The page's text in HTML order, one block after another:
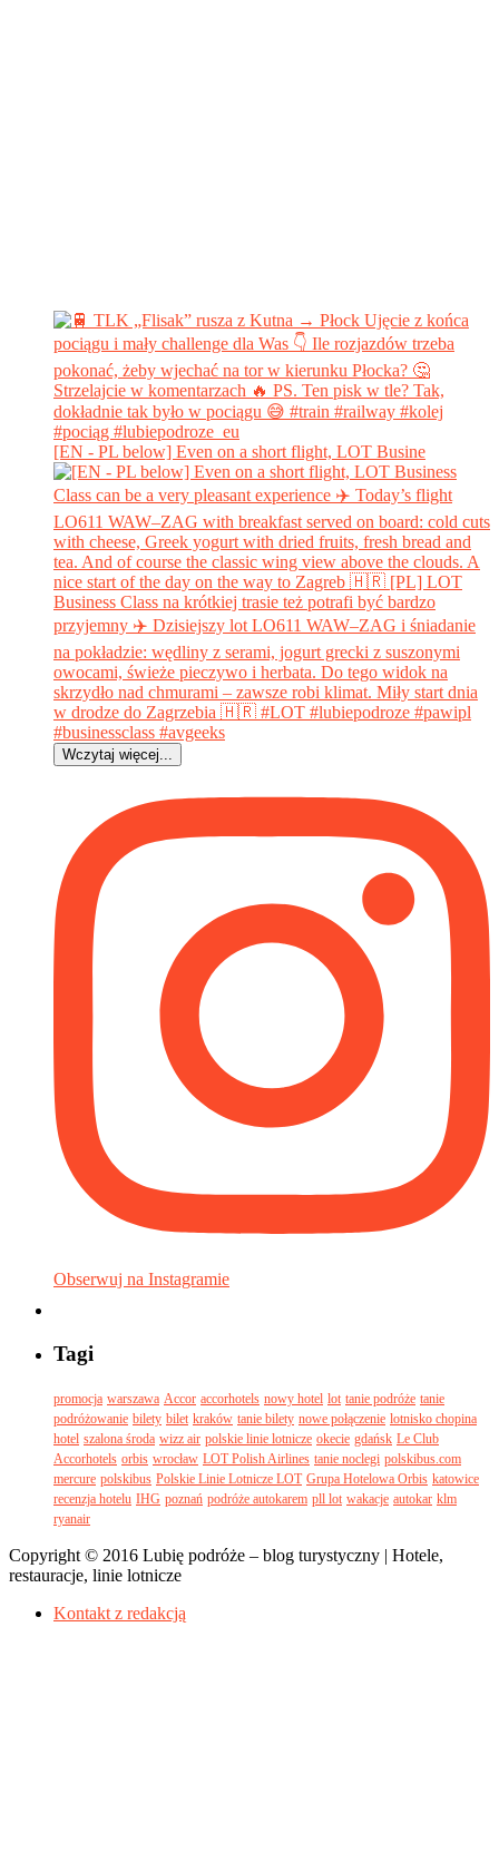
[EN - PL below] Even on a short flight, LOT Busine
Wczytaj więcej...
Obserwuj na Instagramie
Tagi
promocja warszawa Accor accorhotels nowy hotel lot tanie podróże tanie
podróżowanie bilety bilet kraków tanie bilety nowe połączenie lotnisko chopina
hotel szalona środa wizz air polskie linie lotnicze okecie gdańsk Le Club
Accorhotels orbis wrocław LOT Polish Airlines tanie noclegi polskibus.com
mercure polskibus Polskie Linie Lotnicze LOT Grupa Hotelowa Orbis katowice
recenzja hotelu IHG poznań podróże autokarem pll lot wakacje autokar klm
ryanair
Copyright © 2016 Lubię podróże – blog turystyczny | Hotele,
restauracje, linie lotnicze
Kontakt z redakcją